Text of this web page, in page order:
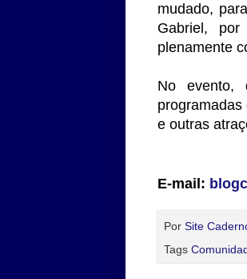
mudado,
Gabriel,
plenamente
No evento,
e outras
E-mail:
Por Site
Tags